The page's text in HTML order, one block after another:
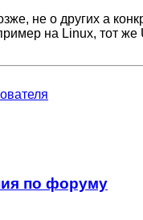
не о других а
на Linux, тот же
по форуму